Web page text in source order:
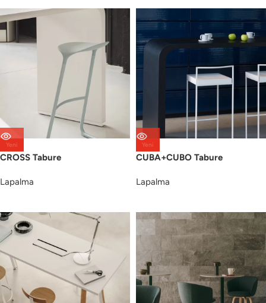
Yeni
CROSS Tabure
Lapalma
Yeni
CUBA+CUBO Tabure
Lapalma